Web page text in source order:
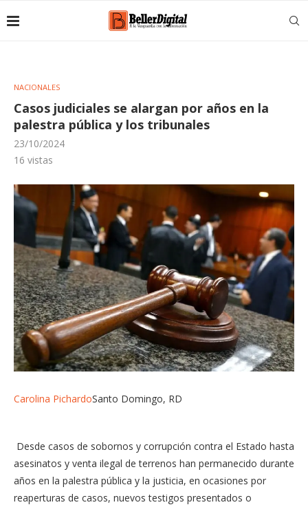
NACIONALES
Casos judiciales se alargan por años en la
palestra pública y los tribunales
23/10/2024
16 vistas
Carolina PichardoSanto Domingo, RD
Desde casos de sobornos y corrupción contra el Estado hasta
asesinatos y venta ilegal de terrenos han permanecido durante
años en la palestra pública y la justicia, en ocasiones por
reaperturas de casos, nuevos testigos presentados o